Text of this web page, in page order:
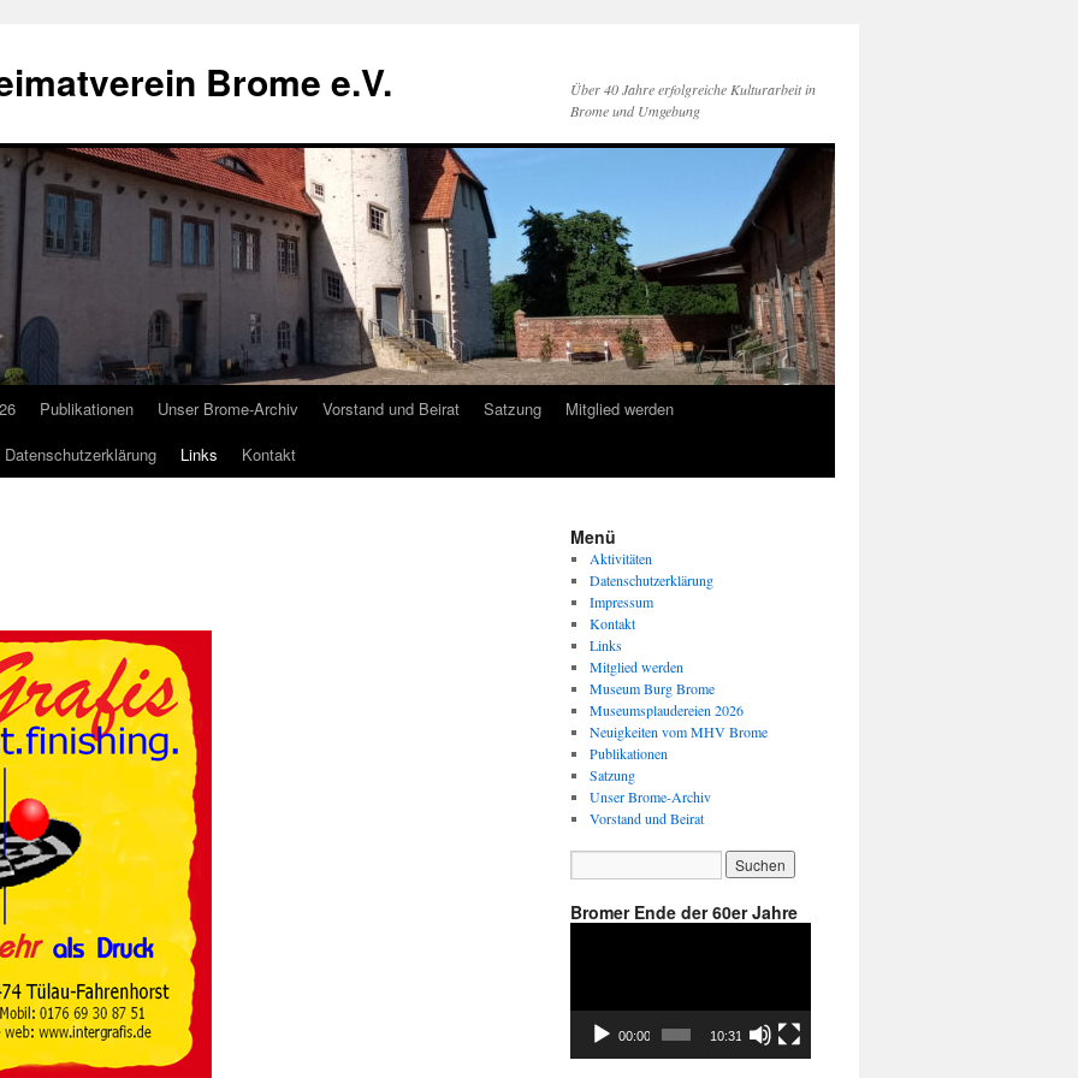
Brome e.V.
Über 40 Jahre erfolgreiche Kulturarbeit in
Brome und Umgebung
Publikationen Unser Brome-Archiv Vorstand und Beirat Satzung
Mitglied werden
Datenschutzerklärung Links Kontakt
Menü
Aktivitäten
Datenschutzerklärung
Impressum
Kontakt
Links
Mitglied werden
Museum Burg Brome
Museumsplaudereien 2026
Neuigkeiten vom MHV Brome
Publikationen
Satzung
Unser Brome-Archiv
Vorstand und Beirat
Bromer Ende der 60er Jahre
00:00 10:31